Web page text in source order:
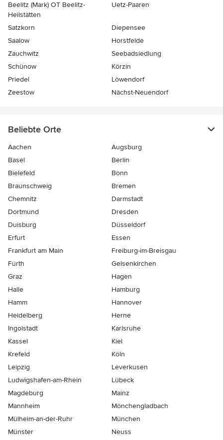
Beelitz (Mark) OT Beelitz-
Heilstätten
Uetz-Paaren
Satzkorn
Diepensee
Saalow
Horstfelde
Zauchwitz
Seebadsiedlung
Schünow
Körzin
Priedel
Löwendorf
Zeestow
Nächst-Neuendorf
Beliebte Orte
Aachen
Augsburg
Basel
Berlin
Bielefeld
Bonn
Braunschweig
Bremen
Chemnitz
Darmstadt
Dortmund
Dresden
Duisburg
Düsseldorf
Erfurt
Essen
Frankfurt am Main
Freiburg-im-Breisgau
Fürth
Gelsenkirchen
Graz
Hagen
Halle
Hamburg
Hamm
Hannover
Heidelberg
Herne
Ingolstadt
Karlsruhe
Kassel
Kiel
Krefeld
Köln
Leipzig
Leverkusen
Ludwigshafen-am-Rhein
Lübeck
Magdeburg
Mainz
Mannheim
Mönchen­gladbach
Mülheim-an-der-Ruhr
München
Münster
Neuss